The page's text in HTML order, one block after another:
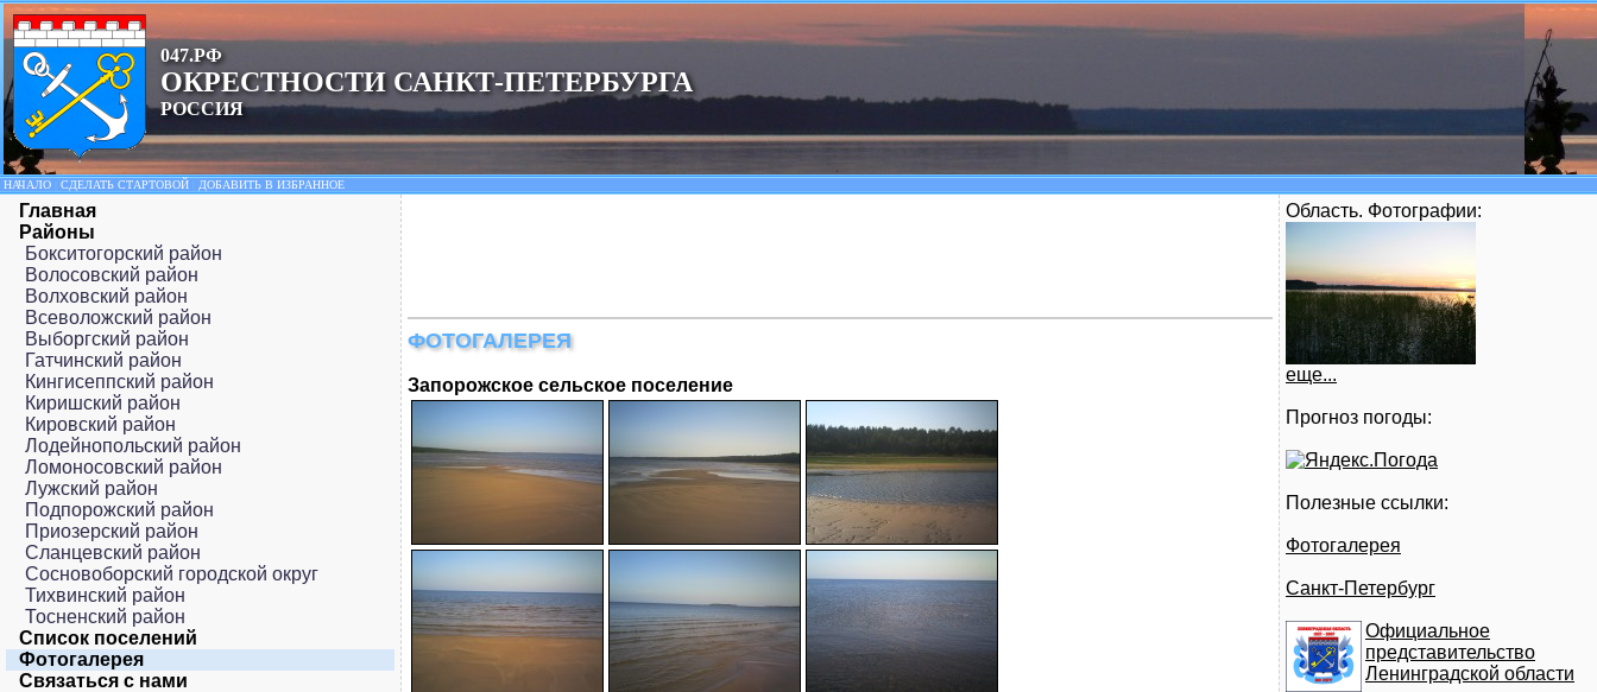
047.РФ
ОКРЕСТНОСТИ САНКТ-ПЕТЕРБУРГА
РОССИЯ
НАЧАЛО СДЕЛАТЬ СТАРТОВОЙ ДОБАВИТЬ В ИЗБРАННОЕ
Главная
Районы
Бокситогорский район
Волосовский район
Волховский район
Всеволожский район
Выборгский район
Гатчинский район
Кингисеппский район
Киришский район
Кировский район
Лодейнопольский район
Ломоносовский район
Лужский район
Подпорожский район
Приозерский район
Сланцевский район
Сосновоборский городской округ
Тихвинский район
Тосненский район
Список поселений
Фотогалерея
Связаться с нами
ФОТОГАЛЕРЕЯ
Запорожское сельское поселение
Область. Фотографии:
еще...
Прогноз погоды:
Полезные ссылки:
Фотогалерея
Санкт-Петербург
Официальное
представительство
Ленинградской области